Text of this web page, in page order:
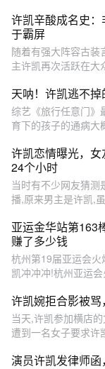
许凯辛酸成名史
于霸屏
随着有强大阵容古装
主许凯再次活跃在大
天呐！许凯逃不
综艺《旅行任意门》
育下的孩子的通病大
许凯恋情曝光，
24个小时
当时有不少网友猜
播,原来男主是许凯,
亚运金华站第163
赚了多少钱
杭州第19届亚运会
凯冲冲冲!杭州亚运
许凯婉拒合影被骂
当天,许凯参加横店
遭到一名女子要求许
演员许凯发律师函